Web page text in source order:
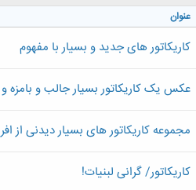
عنوان
کاریکاتور های جدید و بسیار با مفهوم
عکس یک کاریکاتور بسیار جالب و بامزه
مجموعه کاریکاتور های بسیار دیدنی از
کاریکاتور/ گرانی لبنیات!